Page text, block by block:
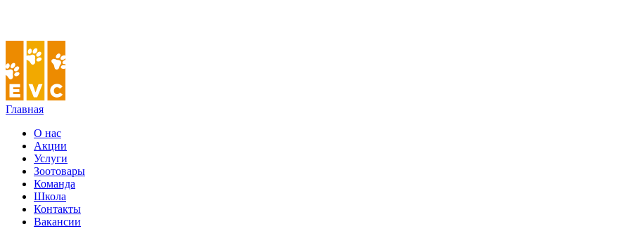
Главная
О нас
Акции
Услуги
Зоотовары
Команда
Школа
Контакты
Вакансии